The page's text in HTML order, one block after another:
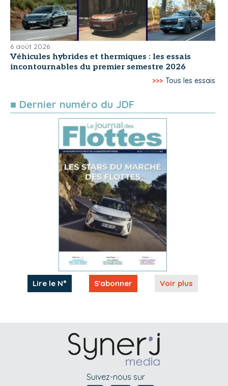
6 août 2026
Véhicules hybrides et thermiques : les essais
incontournables du premier semestre 2026
>>> Tous les essais
■ Dernier numéro du JDF
Lire le N° S'abonner Voir plus
Suivez-nous sur